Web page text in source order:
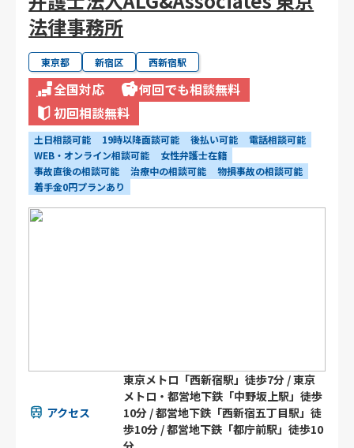
法律事務所
東京都 新宿区 西新宿駅
全国対応
何回でも相談無料
初回相談無料
土日相談可能 19時以降面談可能 後払い可能
電話相談可能
WEB・オンライン相談可能
女性弁護士在籍
事故直後の相談可能
治療中の相談可能
物損事故の相談可能
着手金0円プランあり
アクセス
東京メトロ「西新宿駅」徒歩7分 / 東京
メトロ・都営地下鉄「中野坂上駅」徒歩
10分 / 都営地下鉄「西新宿五丁目駅」徒
歩10分 / 都営地下鉄「都庁前駅」徒歩10